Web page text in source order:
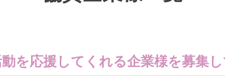
を応援してくれる企業様を募集し